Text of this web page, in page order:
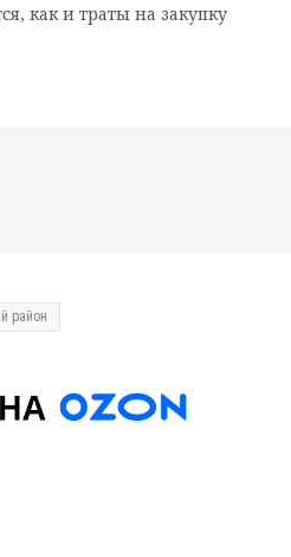
как и траты на закупку
район